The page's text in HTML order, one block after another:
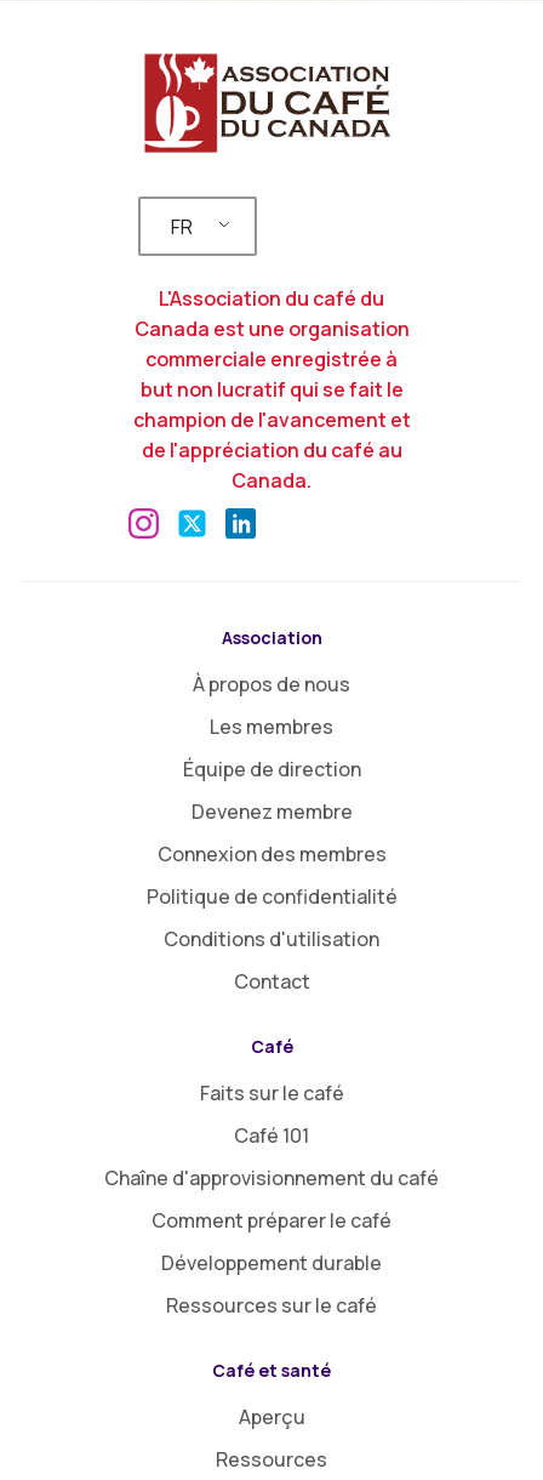
FR
L'Association du café du
Canada est une organisation
commerciale enregistrée à
but non lucratif qui se fait le
champion de l'avancement et
de l'appréciation du café au
Canada.
Association
À propos de nous
Les membres
Équipe de direction
Devenez membre
Connexion des membres
Politique de confidentialité
Conditions d'utilisation
Contact
Café
Faits sur le café
Café 101
Chaîne d'approvisionnement du café
Comment préparer le café
Développement durable
Ressources sur le café
Café et santé
Aperçu
Ressources